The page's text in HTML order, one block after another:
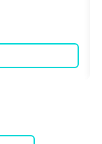
ubicados en